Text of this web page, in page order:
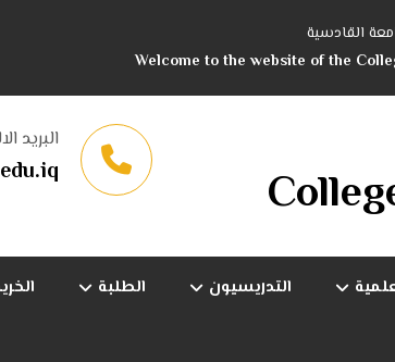
القادسية
Welcome to the website of the
البريد
التدريسيون الطلبة